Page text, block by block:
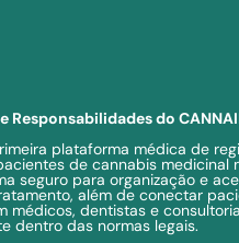
Responsabilidades do
plataforma médica de
de cannabis medicinal
seguro para organização e
além de conectar
médicos, dentistas e
dentro das normas legais.